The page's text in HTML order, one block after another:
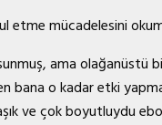
etme mücadelesini
ama olağanüstü
bana o kadar etki
ve çok boyutluydu